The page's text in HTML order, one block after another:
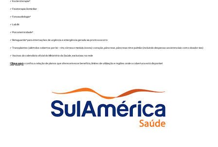
✓ Escleroterapia*
✓ Fisioterapia Domiciliar
✓ Fonoaudiologia*
✓ Lab IN
✓ Psicomotricidade*
✓ Retaguarda* para internações de urgência e emergência gerada via pronto-socorro
✓ Transplantes (além dos cobertos por lei – rim, córnea e medula óssea): coração, pâncreas, pâncreas-rim e pulmão (incluindo despesas assistenciais com o doador vivo)
✓ Vacinas do calendário oficial do Ministério da Saúde, exclusivas na rede
*Clique aqui e confira a relação de planos que oferecem esse benefício, limites de utilização e regiões onde a cobertura está disponível